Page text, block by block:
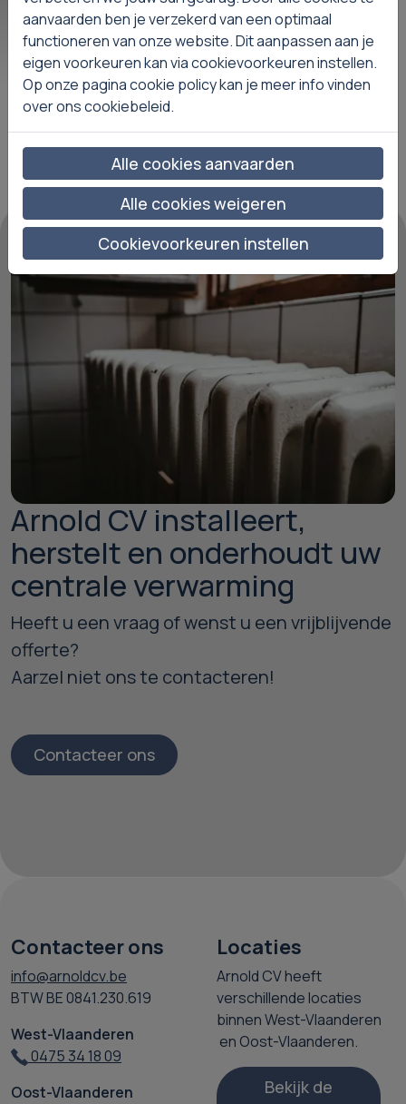
meer Lees meer
Arnold CV installeert,
herstelt en onderhoudt uw
centrale verwarming
Heeft u een vraag of wenst u een vrijblijvende
offerte?
Aarzel niet ons te contacteren!
Contacteer ons
Contacteer ons
info@arnoldcv.be
BTW BE 0841.230.619
West-Vlaanderen
0475 34 18 09
Oost-Vlaanderen
Locaties
Arnold CV heeft
verschillende locaties
binnen West-Vlaanderen
en Oost-Vlaanderen.
Bekijk de
aanvaarden ben je verzekerd van een optimaal
functioneren van onze website. Dit aanpassen aan je
eigen voorkeuren kan via cookievoorkeuren instellen.
Op onze pagina cookie policy kan je meer info vinden
over ons cookiebeleid.
Alle cookies aanvaarden
Alle cookies weigeren
Cookievoorkeuren instellen